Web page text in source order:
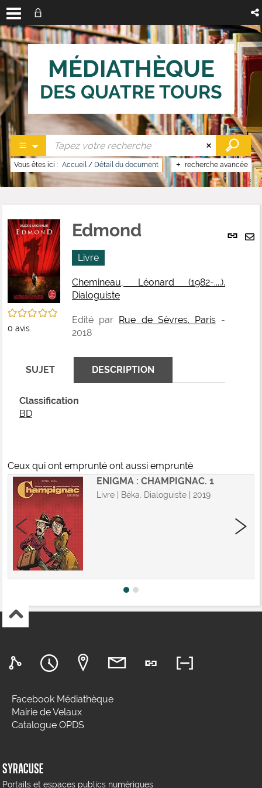
MÉDIATHÈQUE
DES QUATRE TOURS
recherche avancée
Vous êtes ici : Accueil / Détail du document
Lien
/5
0 avis
Edmond
Livre
Chemineau, Léonard (1982-....).
Dialoguiste
Edité par Rue de Sèvres. Paris-
2018
SUJET DESCRIPTION
Classification
BD
Ceux qui ont emprunté ont aussi emprunté
ENIGMA : CHAMPIGNAC. 1
Livre | Béka. Dialoguiste | 2019
Facebook Médiathèque
Mairie de Velaux
Catalogue OPDS
SYRACUSE
Portails et espaces publics numériques